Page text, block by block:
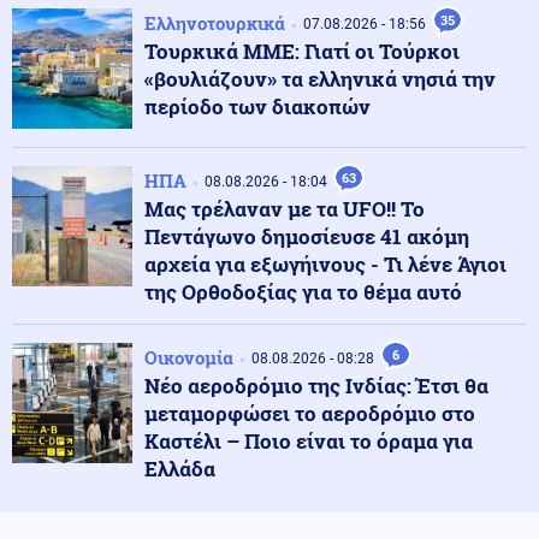
Κοινωνία
Συγκλονιστικό τροχαίο: Αυτοκίνητο συγκρούστηκε με
μηχανή αστυνομικών της ΔΙΑΣ στο Λαγονήσι
Ένοπλες Συρράξεις
Καταγγελία για νυχτερινή είσοδο ισραηλινών
στρατευμάτων σε χωριό του Λιβάνου - Τι απαντά το
Ισραήλ
Ελληνοτουρκικά 08.08.2026 - 23:00
Ανάλυση: Η Ελληνική αντίδραση μετά την τριμερή
συμφωνία Τουρκίας-Πακιστάν-Σ. Αραβίας στη Μέκκα
Κόσμος 08.08.2026 - 22:53
Η Τουρκία ζητά "μορατόριουμ" Ρωσίας - Ουκρανίας
στις επιθέσεις κατά εμπορικών πλοίων στη Μαύρη
Θάλασσα
Ελληνοτουρκικά 07.08.2026 - 18:56 35
Τουρκικά ΜΜΕ: Γιατί οι Τούρκοι
«βουλιάζουν» τα ελληνικά νησιά την
περίοδο των διακοπών
ΗΠΑ 08.08.2026 - 18:04 63
Μας τρέλαναν με τα UFO!! Το
Πεντάγωνο δημοσίευσε 41 ακόμη
αρχεία για εξωγήινους - Τι λένε Άγιοι
της Ορθοδοξίας για το θέμα αυτό
Οικονομία 08.08.2026 - 08:28 6
Νέο αεροδρόμιο της Ινδίας: Έτσι θα
μεταμορφώσει το αεροδρόμιο στο
Καστέλι – Ποιο είναι το όραμα για
Ελλάδα